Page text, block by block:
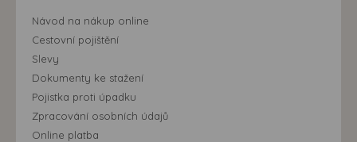
Návod na nákup online
Cestovní pojištění
Slevy
Dokumenty ke stažení
Pojistka proti úpadku
Zpracování osobních údajů
Online platba